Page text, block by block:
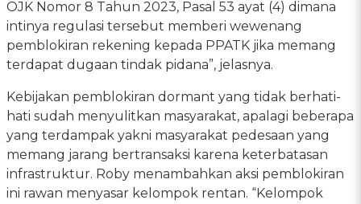
OJK Nomor 8 Tahun 2023, Pasal 53 ayat (4) dimana
intinya regulasi tersebut memberi wewenang
pemblokiran rekening kepada PPATK jika memang
terdapat dugaan tindak pidana”, jelasnya.
Kebijakan pemblokiran dormant yang tidak berhati-
hati sudah menyulitkan masyarakat, apalagi beberapa
yang terdampak yakni masyarakat pedesaan yang
memang jarang bertransaksi karena keterbatasan
infrastruktur. Roby menambahkan aksi pemblokiran
ini rawan menyasar kelompok rentan. “Kelompok